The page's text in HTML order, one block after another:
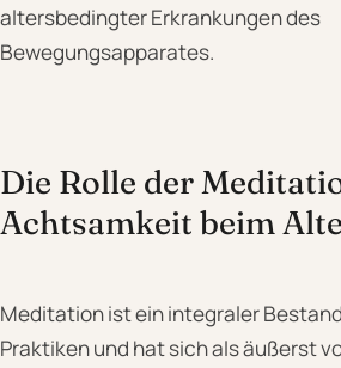
altersbedingter Erkrankungen des
Bewegungsapparates.
Die Rolle der
Achtsamkeit beim
Meditation ist ein integraler
Praktiken und hat sich als äußerst